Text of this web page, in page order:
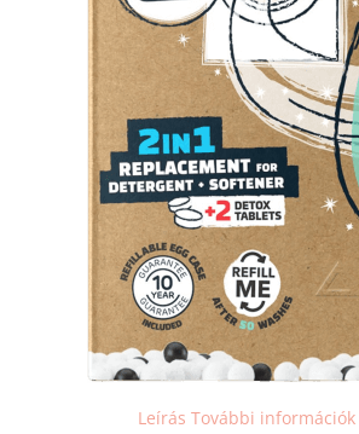
Leírás További információk